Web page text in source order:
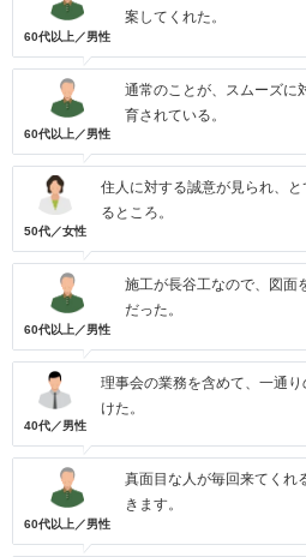
60代以上／男性
案してくれた。
60代以上／男性
通常のことが、スムーズに
育されている。
50代／女性
住人に対する誠意が見られ、
るところ。
60代以上／男性
施工が長谷工なので、図面
だった。
40代／男性
理事会の業務を含めて、一通
けた。
60代以上／男性
真面目な人が毎回来てくれ
きます。